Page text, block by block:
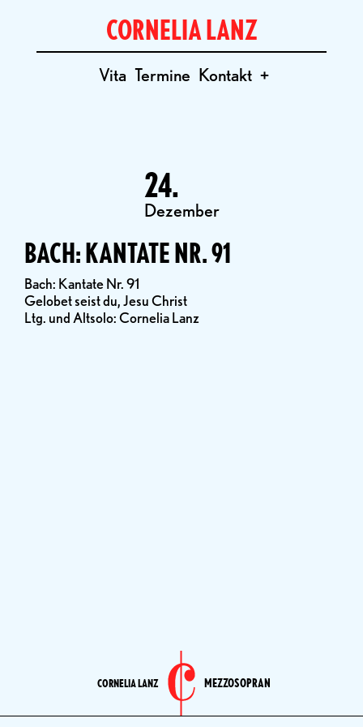
CORNELIA LANZ
Vita Termine Kontakt +
24.
Dezember
BACH: KANTATE NR. 91
Bach: Kantate Nr. 91
Gelobet seist du, Jesu Christ
Ltg. und Altsolo: Cornelia Lanz
CORNELIA LANZ MEZZOSOPRAN